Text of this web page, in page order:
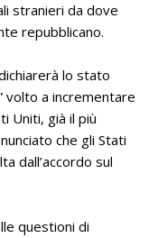
stranieri da dove
repubblicano.
lo stato
volto a incrementare
Uniti, già il più
che gli Stati
dall’accordo sul
questioni di